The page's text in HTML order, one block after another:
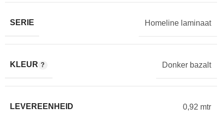
SERIE Homeline laminaat
KLEUR Donker bazalt
LEVEREENHEID 0,92 mtr